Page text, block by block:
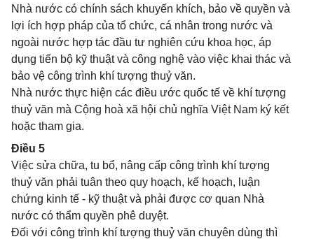
Nhà nước có chính sách khuyến khích, bảo về quyền và
lợi ích hợp pháp của tổ chức, cá nhân trong nước và
ngoài nước hợp tác đầu tư nghiên cứu khoa học, áp
dụng tiến bộ kỹ thuật và công nghệ vào việc khai thác và
bảo vệ công trình khí tượng thuỷ văn.
Nhà nước thực hiện các điều ước quốc tế về khí tượng
thuỷ văn mà Cộng hoà xã hội chủ nghĩa Việt Nam ký kết
hoặc tham gia.
Điều 5
Việc sửa chữa, tu bổ, nâng cấp công trình khí tượng
thuỷ văn phải tuân theo quy hoạch, kế hoạch, luận
chứng kinh tế - kỹ thuật và phải được cơ quan Nhà
nước có thẩm quyền phê duyệt.
Đối với công trình khí tượng thuỷ văn chuyên dùng thì